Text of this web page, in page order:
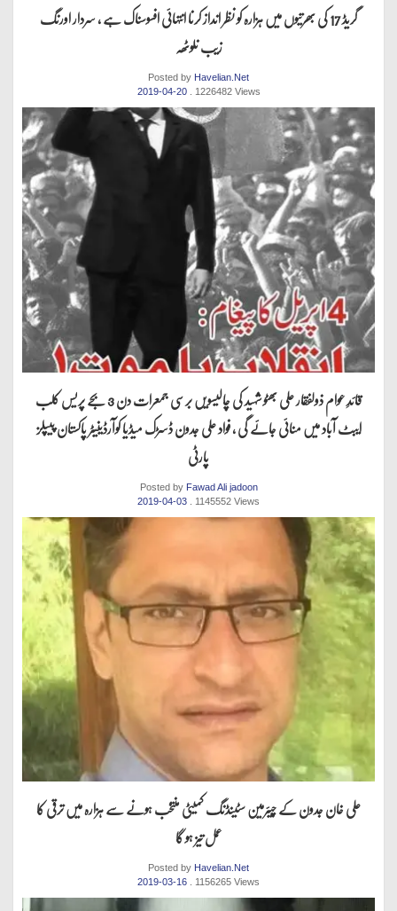
گریڈ 17 کی بھرتیوں میں ہزارہ کو نظر انداز کرنا انتہائی افسوسناک ہے ، سردار اورنگ
زیب نلوٹھہ
Posted by Havelian.Net
2019-04-20 . 1226482 Views
قائدِ عوام ذولفقار علی بھٹو شہید کی چالیسویں برسی جمعرات دن 3 بجے پریس کلب
ایبٹ آباد میں منائی جائے گی ، فواد علی جدون ڈسڑک میڈیا کوآرڈینیٹر پاکستان پیپلز
پارٹی
Posted by Fawad Ali jadoon
2019-04-03
. 1145552 Views
علی خان جدون کے چیئرمین سٹینڈنگ کمیٹی منتخب ہونے سے ہزارہ میں ترقی کا
عمل تیز ہو گا
Posted by Havelian.Net
2019-03-16 . 1156265 Views